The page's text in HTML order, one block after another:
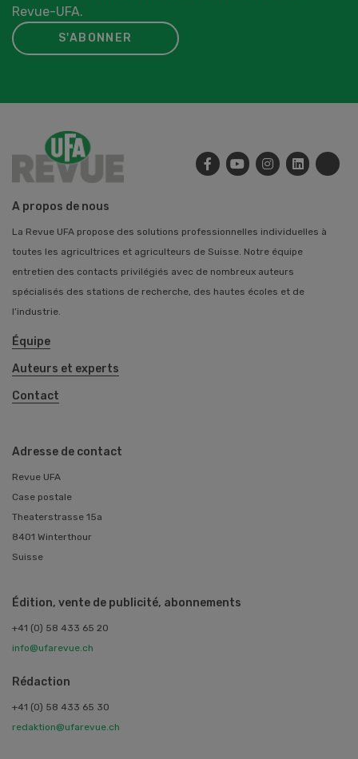
Revue-UFA.
S'ABONNER
A propos de nous
La Revue UFA propose des solutions professionnelles individuelles à
toutes les agricultrices et agriculteurs de Suisse. Notre équipe
entretien des contacts privilégiés avec de nombreux auteurs
spécialisés des stations de recherche, des hautes écoles et de
l’industrie.
Équipe
Auteurs et experts
Contact
Adresse de contact
Revue UFA
Case postale
Theaterstrasse 15a
8401 Winterthour
Suisse
Édition, vente de publicité, abonnements
+41 (0) 58 433 65 20
info@ufarevue.ch
Rédaction
+41 (0) 58 433 65 30
redaktion@ufarevue.ch